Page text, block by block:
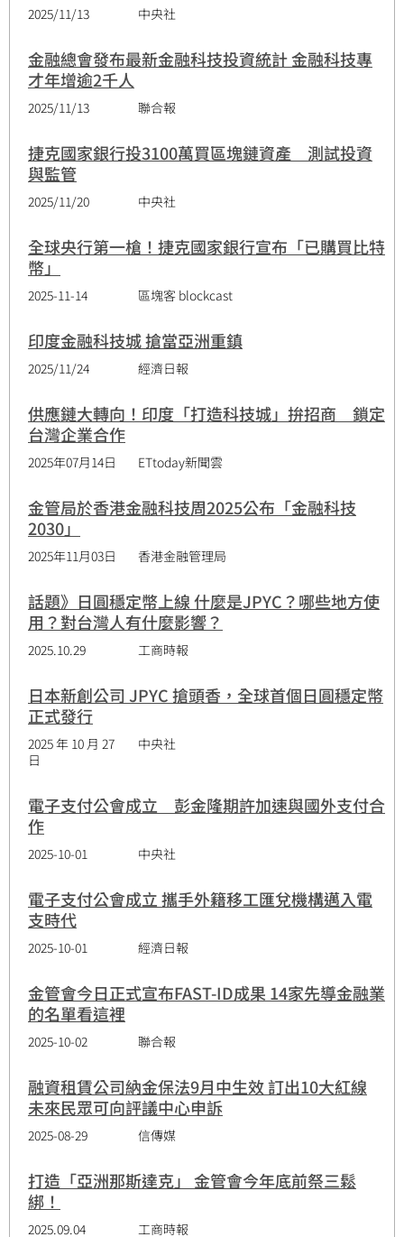
2025/11/13 中央社
金融總會發布最新金融科技投資統計 金融科技專
才年增逾2千人
2025/11/13 聯合報
捷克國家銀行投3100萬買區塊鏈資產 測試投資
與監管
2025/11/20 中央社
全球央行第一槍！捷克國家銀行宣布「已購買比特
幣」
2025-11-14 區塊客 blockcast
印度金融科技城 搶當亞洲重鎮
2025/11/24 經濟日報
供應鏈大轉向！印度「打造科技城」拚招商 鎖定
台灣企業合作
2025年07月14日 ETtoday新聞雲
金管局於香港金融科技周2025公布「金融科技
2030」
2025年11月03日 香港金融管理局
話題》日圓穩定幣上線 什麼是JPYC？哪些地方使
用？對台灣人有什麼影響？
2025.10.29 工商時報
日本新創公司 JPYC 搶頭香，全球首個日圓穩定幣
正式發行
2025 年 10 月 27
日
中央社
電子支付公會成立 彭金隆期許加速與國外支付合
作
2025-10-01 中央社
電子支付公會成立 攜手外籍移工匯兌機構邁入電
支時代
2025-10-01 經濟日報
金管會今日正式宣布FAST-ID成果 14家先導金融業
的名單看這裡
2025-10-02 聯合報
融資租賃公司納金保法9月中生效 訂出10大紅線
未來民眾可向評議中心申訴
2025-08-29 信傳媒
打造「亞洲那斯達克」 金管會今年底前祭三鬆
綁！
2025.09.04 工商時報